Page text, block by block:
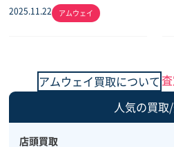
2025.11.22 アムウェイ
アムウェイ買取について
人気の買取
店頭買取